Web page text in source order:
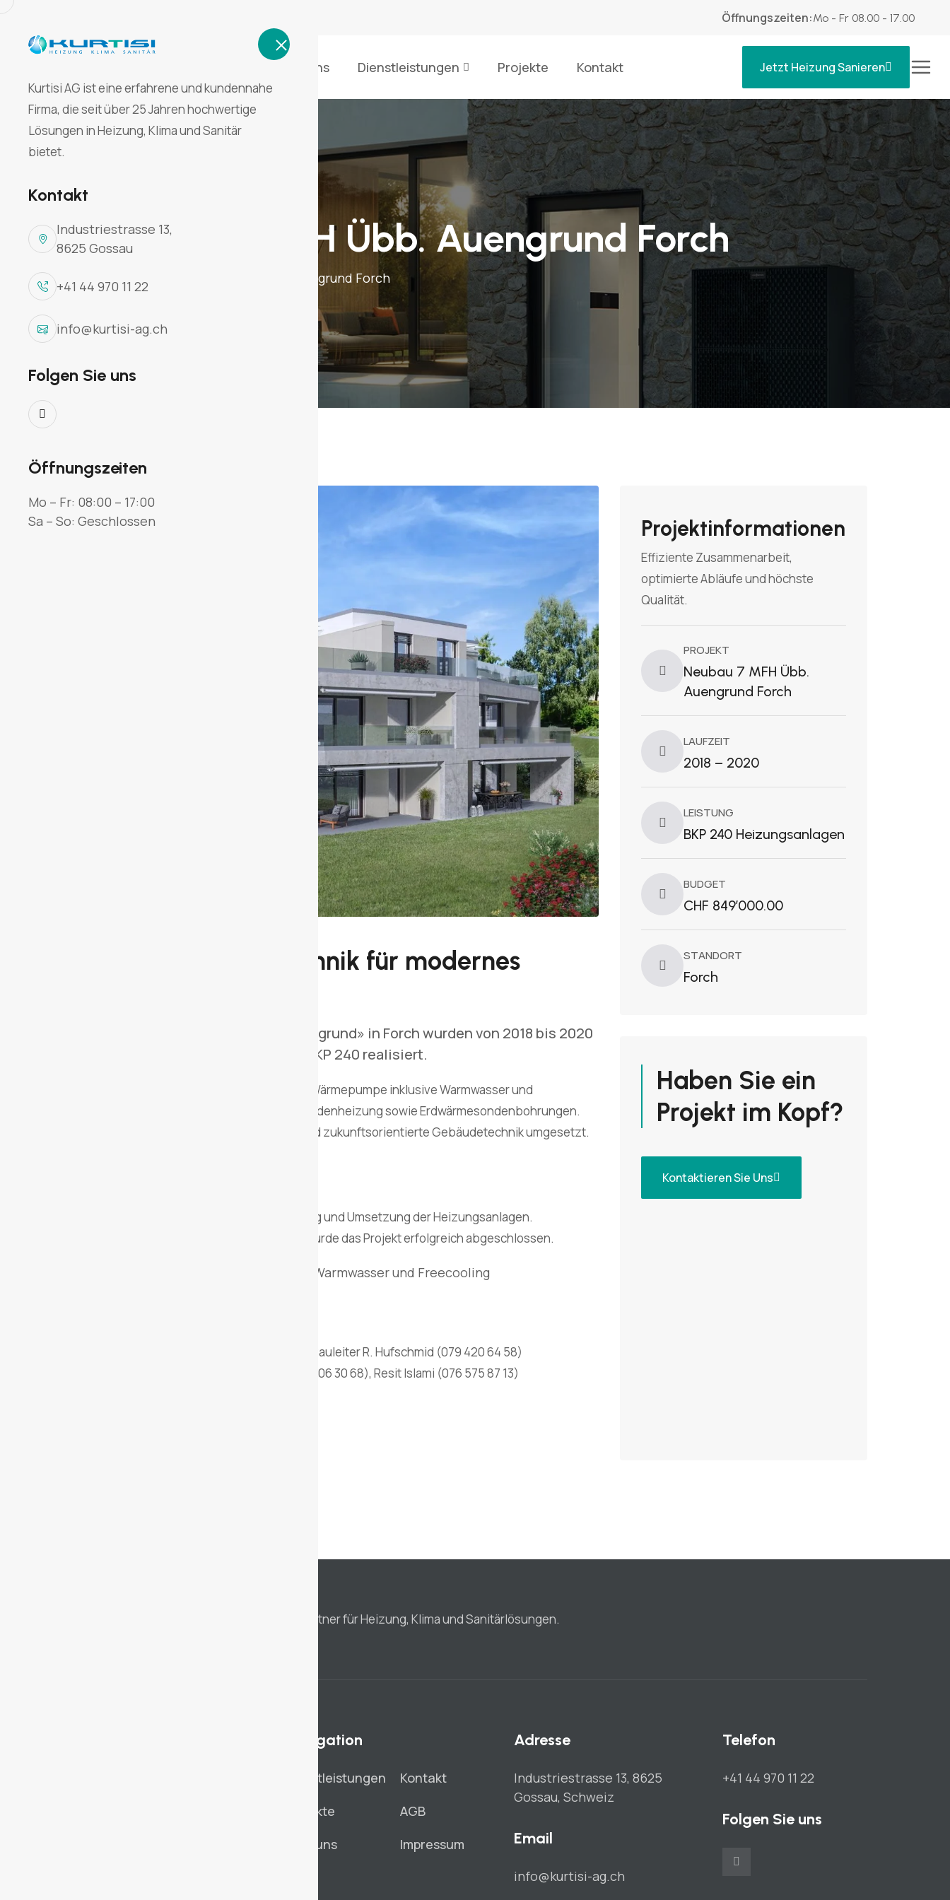
Öffnungszeiten:Mo - Fr 08.00 - 17.00
Über Uns Dienstleistungen Projekte Kontakt Jetzt Heizung Sanieren
Kurtisi AG ist eine erfahrene und kundennahe
Firma, die seit über 25 Jahren hochwertige
Lösungen in Heizung, Klima und Sanitär
bietet.
Kontakt
Industriestrasse 13,
8625 Gossau
+41 44 970 11 22
info@kurtisi-ag.ch
Folgen Sie uns
Öffnungszeiten
Mo – Fr: 08:00 – 17:00
Sa – So: Geschlossen
Neubau 7 MFH Übb. Auengrund Forch
Home Projekte Neubau 7 MFH Übb. Auengrund Forch
Nachhaltige Heiztechnik für modernes
Im Neubauprojekt «7 MFH Übb. Auengrund» in Forch wurden von 2018 bis 2020
effiziente Heizungsanlagen nach BKP 240 realisiert.
Zum Einsatz kamen eine Erdsonden-Sole-Wärmepumpe inklusive Warmwasser und
Freecooling, eine flächendeckende Fussbodenheizung sowie Erdwärmesondenbohrungen.
Damit wurde eine moderne, nachhaltige und zukunftsorientierte Gebäudetechnik umgesetzt.
Die Kurtisi AG war verantwortlich für Planung und Umsetzung der Heizungsanlagen.
Gemeinsam mit Architekt und Bauleitung wurde das Projekt erfolgreich abgeschlossen.
Erdsonden-Sole-Wärmepumpe inkl. Warmwasser und Freecooling
Architekt: Hauspracht, 8633 Wolfhausen – Bauleiter R. Hufschmid (079 420 64 58)
Projektleiter Kurtisi AG: Bajram Kurtisi (079 706 30 68), Resit Islami (076 575 87 13)
Projektinformationen
Effiziente Zusammenarbeit,
optimierte Abläufe und höchste
Qualität.
PROJEKT
Neubau 7 MFH Übb.
Auengrund Forch
LAUFZEIT
2018 – 2020
LEISTUNG
BKP 240 Heizungsanlagen
BUDGET
CHF 849’000.00
STANDORT
Forch
Haben Sie ein
Projekt im Kopf?
Kontaktieren Sie Uns
Ihr Partner für Heizung, Klima und Sanitärlösungen.
Navigation
Dienstleistungen
Kontakt
Projekte
AGB
Über uns
Impressum
Adresse
Industriestrasse 13, 8625
Gossau, Schweiz
Email
info@kurtisi-ag.ch
Telefon
+41 44 970 11 22
Folgen Sie uns